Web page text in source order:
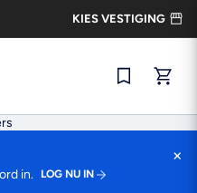
KIES VESTIGING
Snel
in.
LOG NU IN
×